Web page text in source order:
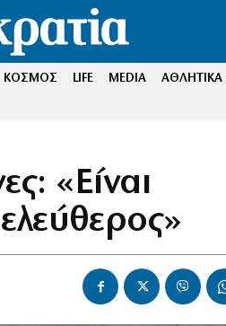
ΚΟΣΜΟΣ LIFE MEDIA ΑΘΛΗΤΙΚΑ
«Είναι